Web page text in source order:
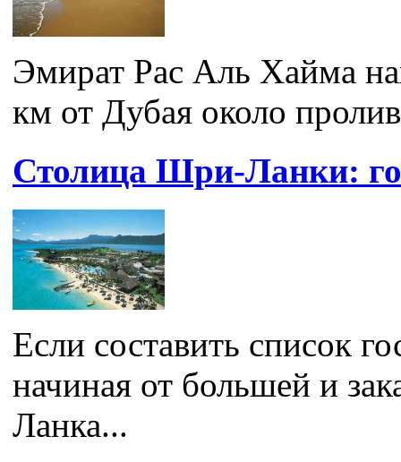
Эмират Рас Аль Хайма
км от Дубая около
Столица Шри-Ланки:
Если составить список
начиная от большей и
Ланка...